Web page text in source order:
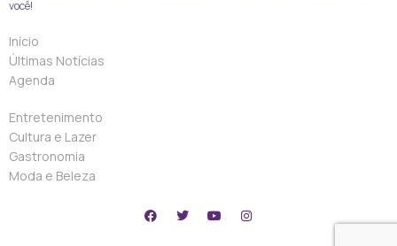
você!
Início
Últimas Notícias
Agenda
Entretenimento
Cultura e Lazer
Gastronomia
Moda e Beleza